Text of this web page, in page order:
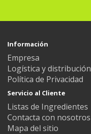
Información
Empresa
Logística y distribución
Política de Privacidad
Servicio al Cliente
Listas de Ingredientes
Contacta con nosotros
Mapa del sitio